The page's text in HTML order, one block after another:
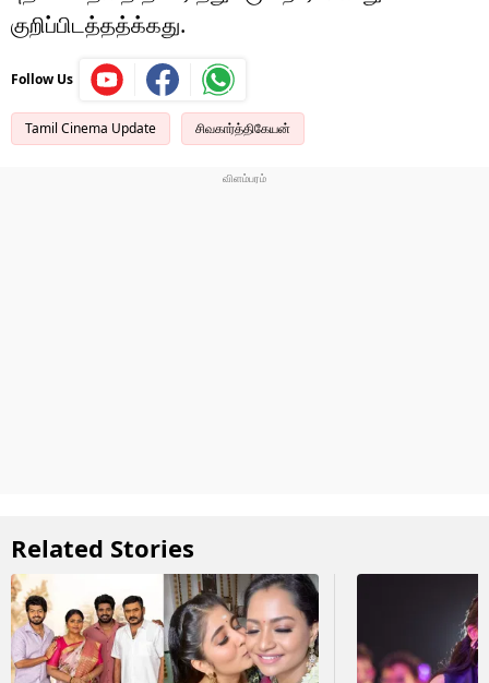
குறிப்பிடத்தத்க்கது.
Follow Us
Tamil Cinema Update சிவகார்த்திகேயன்
Related Stories